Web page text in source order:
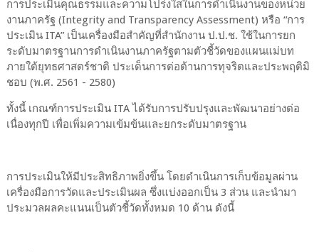
การประเมินคุณธรรมและความโปร่งใสในการดำเนินงานของหน่วย
งานภาครัฐ (Integrity and Transparency Assessment) หรือ “การ
ประเมิน ITA” เป็นเครื่องมือสำคัญที่สำนักงาน ป.ป.ช. ใช้ในการยก
ระดับมาตรฐานการดำเนินงานภาครัฐตามตัวชี้วัดของแผนแม่บท
ภายใต้ยุทธศาสตร์ชาติ ประเด็นการต่อต้านการทุจริตและประพฤติมิ
ชอบ (พ.ศ. 2561 - 2580)
ทั้งนี้ เกณฑ์การประเมิน ITA ได้รับการปรับปรุงและพัฒนาอย่างต่อ
เนื่องทุกปี เพื่อเพิ่มความเข้มข้นและยกระดับมาตรฐาน
การประเมินให้มีประสิทธิภาพยิ่งขึ้น โดยดำเนินการเก็บข้อมูลผ่าน
เครื่องมือการวัดและประเมินผล ซึ่งแบ่งออกเป็น 3 ส่วน และนำมา
ประมวลผลคะแนนเป็นตัวชี้วัดทั้งหมด 10 ด้าน ดังนี้